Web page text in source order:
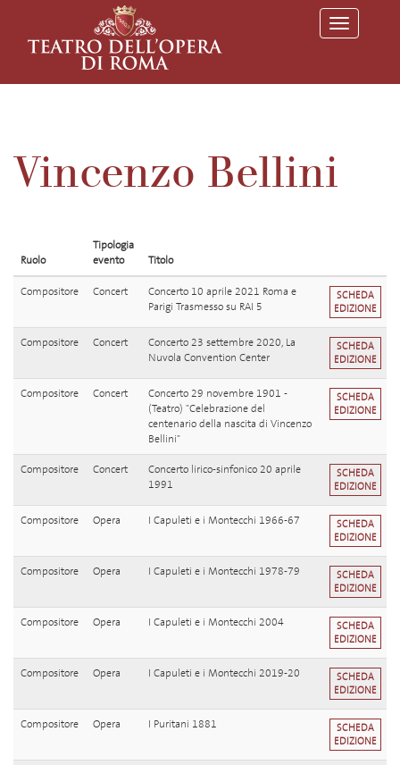
T
o
l
Vincenzo Bellini
Ruolo
Tipologia
evento
Titolo
Compositore Concert
Concerto 10 aprile 2021 Roma e
Parigi Trasmesso su RAI 5
SCHEDA
EDIZIONE
Compositore Concert
Concerto 23 settembre 2020, La
Nuvola Convention Center
SCHEDA
EDIZIONE
Compositore Concert
Concerto 29 novembre 1901 -
(Teatro) "Celebrazione del
centenario della nascita di Vincenzo
Bellini"
SCHEDA
EDIZIONE
Compositore Concert
Concerto lirico-sinfonico 20 aprile
1991
SCHEDA
EDIZIONE
Compositore Opera I Capuleti e i Montecchi 1966-67
SCHEDA
EDIZIONE
Compositore Opera I Capuleti e i Montecchi 1978-79
SCHEDA
EDIZIONE
Compositore Opera I Capuleti e i Montecchi 2004
SCHEDA
EDIZIONE
Compositore Opera I Capuleti e i Montecchi 2019-20
SCHEDA
EDIZIONE
Compositore Opera I Puritani 1881
SCHEDA
EDIZIONE